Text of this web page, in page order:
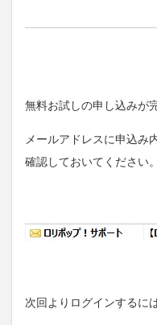
無料お試しの申し込みが
メールアドレスに申込み
確認しておいてください。
次回よりログインするには